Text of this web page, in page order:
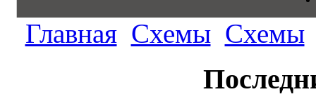
Главная Схемы Схемы